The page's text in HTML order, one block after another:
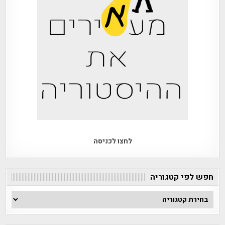
לחצו לכניסה
חפש לפי קטגוריה
חפש
לפי